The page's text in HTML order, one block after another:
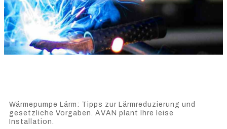
Wärmepumpe Lärm: Tipps zur Lärmreduzierung und
gesetzliche Vorgaben. AVAN plant Ihre leise
Installation.